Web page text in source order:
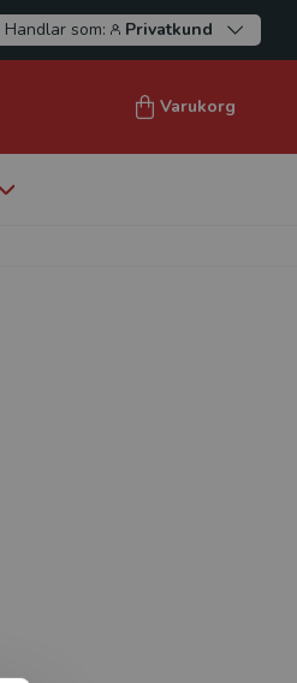
Handlar som: Privatkund
Varukorg